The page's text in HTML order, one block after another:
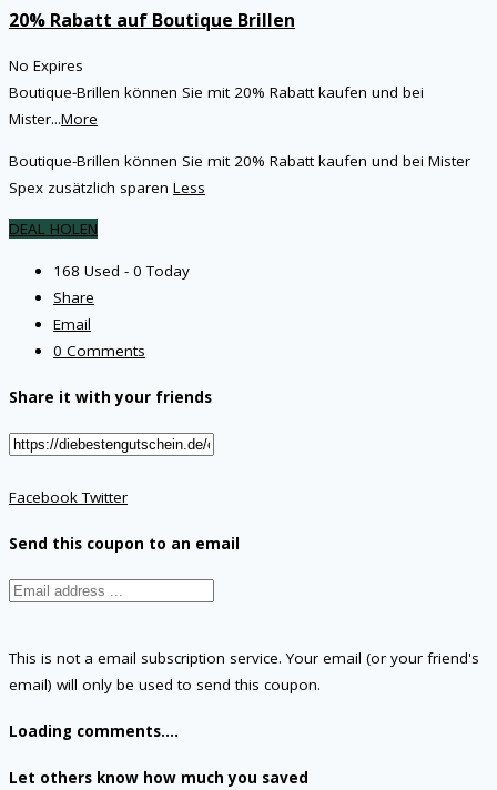
20% Rabatt auf Boutique Brillen
No Expires
Boutique-Brillen können Sie mit 20% Rabatt kaufen und bei
Mister...More
Boutique-Brillen können Sie mit 20% Rabatt kaufen und bei Mister
Spex zusätzlich sparen Less
DEAL HOLEN
168 Used - 0 Today
Share
Email
0 Comments
Share it with your friends
FacebookTwitter
Send this coupon to an email
This is not a email subscription service. Your email (or your friend's
email) will only be used to send this coupon.
Loading comments....
Let others know how much you saved